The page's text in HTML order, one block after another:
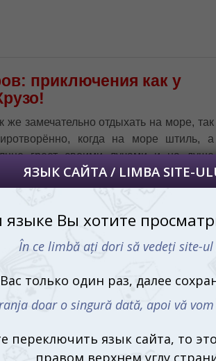
приключения как у
же замечательно отдыхать на море, так
когда на море штиль, а
греет своими лучами и на душе
Просто чудесный день для
на лодке! Вдруг с горизонта
приближается шторм? С
скоростью солнце скрылось
тучами, стало темно, как ночью. Резкий
Упав в воду, вы теряете сознание.
видите вокруг себя чёрный
Но где же лодка? Обломков на
нет. Спустя время вы